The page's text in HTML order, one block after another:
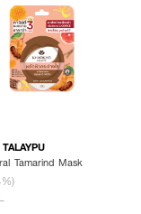
นทาลงบนใบหน้าในขณะที่
บน้ำ โดยไม่ต้องล้างออก
Tamarind Mask